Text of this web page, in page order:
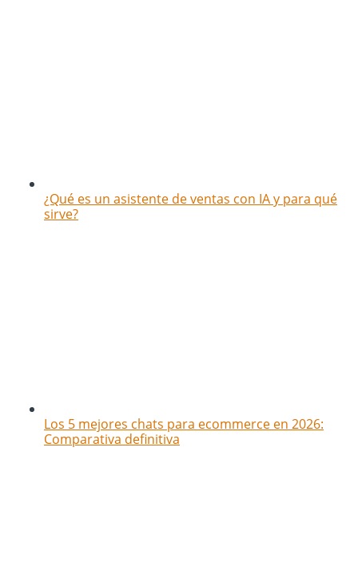
¿Qué es un asistente de ventas con IA y para qué
sirve?
Los 5 mejores chats para ecommerce en 2026:
Comparativa definitiva